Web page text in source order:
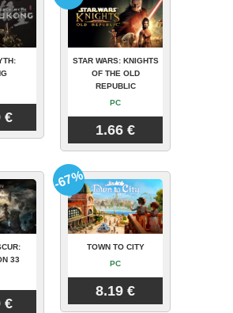
€
STAR WARS: KNIGHTS
OF THE OLD
REPUBLIC
PC
1.66 €
33
€
TOWN TO CITY
PC
8.19 €
-67%